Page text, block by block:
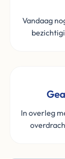
Vandaag
In overleg